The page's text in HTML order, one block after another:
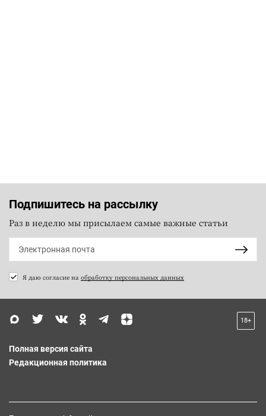
Подпишитесь на рассылку
Раз в неделю мы присылаем самые важные статьи
Я даю согласие на обработку персональных данных
18+
Полная версия сайта
Редакционная политика